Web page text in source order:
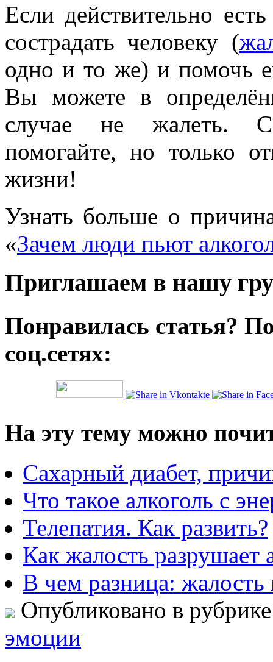
Если действительно
сострадать человеку (
одно и то же) и помочь
Вы можете в
случае не жалеть.
помогайте, но только
жизни!
Узнать больше о
«Зачем люди пьют
Приглашаем в нашу
Понравилась статья?
соц.сетях:
На эту тему можно
Сахарный диабет,
Что такое алкоголь с
Телепатия. Как развить?
Как жалость разрушает
В чем разница: жалость
Опубликовано в
эмоции